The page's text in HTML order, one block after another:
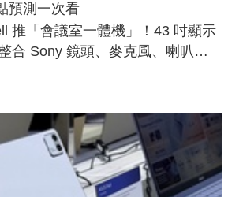
預測一次看
推「會議室一體機」！43 吋顯示
合 Sony 鏡頭、麥克風、喇叭，